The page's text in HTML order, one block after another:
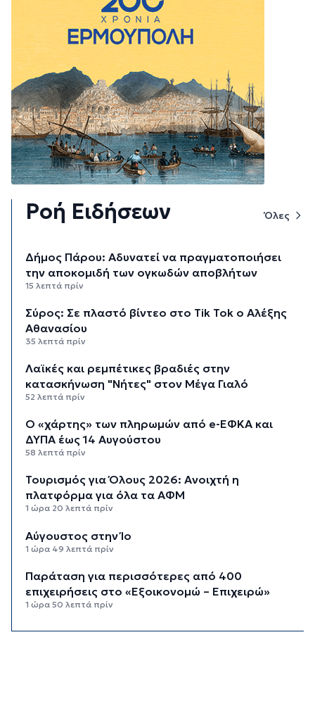
Ροή Ειδήσεων Όλες
Δήμος Πάρου: Αδυνατεί να πραγματοποιήσει
την αποκομιδή των ογκωδών αποβλήτων
15 λεπτά πρίν
Σύρος: Σε πλαστό βίντεο στο Tik Tok ο Αλέξης
Αθανασίου
35 λεπτά πρίν
Λαϊκές και ρεμπέτικες βραδιές στην
κατασκήνωση "Νήτες" στον Μέγα Γιαλό
52 λεπτά πρίν
Ο «χάρτης» των πληρωμών από e-ΕΦΚΑ και
ΔΥΠΑ έως 14 Αυγούστου
58 λεπτά πρίν
Τουρισμός για Όλους 2026: Ανοιχτή η
πλατφόρμα για όλα τα ΑΦΜ
1 ώρα 20 λεπτά πρίν
Αύγουστος στην Ίο
1 ώρα 49 λεπτά πρίν
Παράταση για περισσότερες από 400
επιχειρήσεις στο «Εξοικονομώ – Επιχειρώ»
1 ώρα 50 λεπτά πρίν
Μήλος: Εισαγγελική παρέμβαση για την